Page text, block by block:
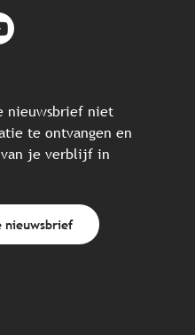
nieuwsbrief niet
te ontvangen en
je verblijf in
nieuwsbrief